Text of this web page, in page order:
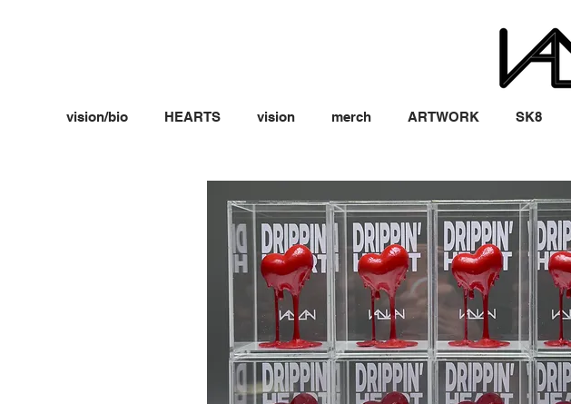
vision/bio HEARTS vision merch ARTWORK SK8